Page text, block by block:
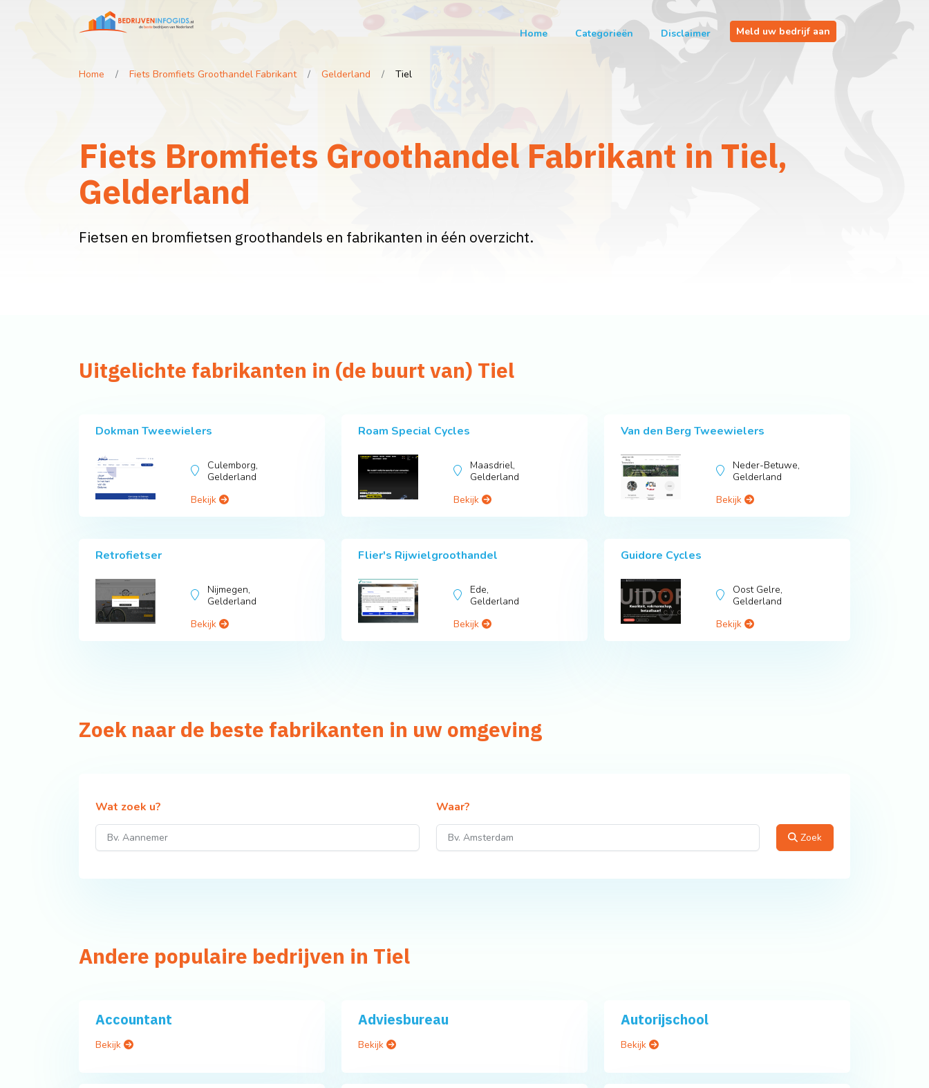
Home Categorieën Disclaimer Meld uw bedrijf aan
Home Fiets Bromfiets Groothandel Fabrikant Gelderland Tiel
Fiets Bromfiets Groothandel Fabrikant in Tiel,
Gelderland
Fietsen en bromfietsen groothandels en fabrikanten in één overzicht.
Uitgelichte fabrikanten in (de buurt van) Tiel
Dokman Tweewielers
Culemborg,
Gelderland
Bekijk
Roam Special Cycles
Maasdriel,
Gelderland
Bekijk
Van den Berg Tweewielers
Neder-Betuwe,
Gelderland
Bekijk
Retrofietser
Nijmegen,
Gelderland
Bekijk
Flier's Rijwielgroothandel
Ede,
Gelderland
Bekijk
Guidore Cycles
Oost Gelre,
Gelderland
Bekijk
Zoek naar de beste fabrikanten in uw omgeving
Wat zoek u? Waar?
Zoek
Andere populaire bedrijven in Tiel
Accountant
Bekijk
Adviesbureau
Bekijk
Autorijschool
Bekijk